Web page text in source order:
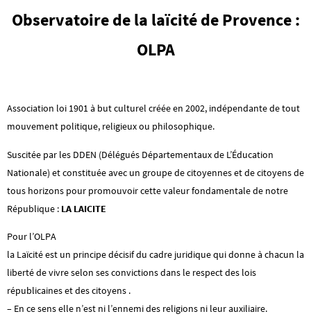
Observatoire de la laïcité de Provence :
OLPA
Association loi 1901 à but culturel créée en 2002, indépendante de tout
mouvement politique, religieux ou philosophique.
Suscitée par les DDEN (Délégués Départementaux de L’Éducation
Nationale) et constituée avec un groupe de citoyennes et de citoyens de
tous horizons pour promouvoir cette valeur fondamentale de notre
République : LA LAICITE
Pour l’OLPA
la Laïcité est un principe décisif du cadre juridique qui donne à chacun la
liberté de vivre selon ses convictions dans le respect des lois
républicaines et des citoyens .
– En ce sens elle n’est ni l’ennemi des religions ni leur auxiliaire.